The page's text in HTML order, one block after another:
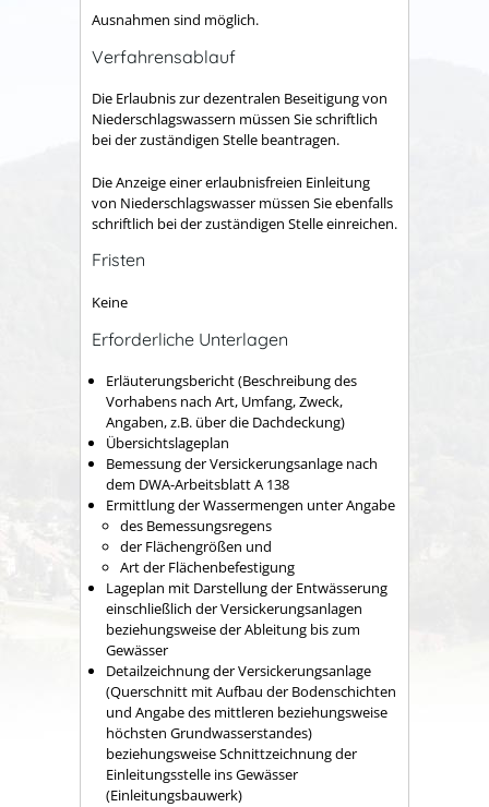
Ausnahmen sind möglich.
Verfahrensablauf
Die Erlaubnis zur dezentralen Beseitigung von
Niederschlagswassern müssen Sie schriftlich
bei der zuständigen Stelle beantragen.
Die Anzeige einer erlaubnisfreien Einleitung
von Niederschlagswasser müssen Sie ebenfalls
schriftlich bei der zuständigen Stelle einreichen.
Fristen
Keine
Erforderliche Unterlagen
Erläuterungsbericht (Beschreibung des
Vorhabens nach Art, Umfang, Zweck,
Angaben, z.B. über die Dachdeckung)
Übersichtslageplan
Bemessung der Versickerungsanlage nach
dem DWA-Arbeitsblatt A 138
Ermittlung der Wassermengen unter Angabe
des Bemessungsregens
der Flächengrößen und
Art der Flächenbefestigung
Lageplan mit Darstellung der Entwässerung
einschließlich der Versickerungsanlagen
beziehungsweise der Ableitung bis zum
Gewässer
Detailzeichnung der Versickerungsanlage
(Querschnitt mit Aufbau der Bodenschichten
und Angabe des mittleren beziehungsweise
höchsten Grundwasserstandes)
beziehungsweise Schnittzeichnung der
Einleitungsstelle ins Gewässer
(Einleitungsbauwerk)